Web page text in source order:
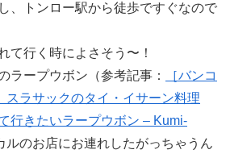
、トンロー駅から徒歩ですぐなので
て行く時によさそう〜！
ラープウボン（参考記事：
［バンコ
スラサックのタイ・イサーン料理
行きたいラープウボン – Kumi-
ルのお店にお連れしたがっちゃうん